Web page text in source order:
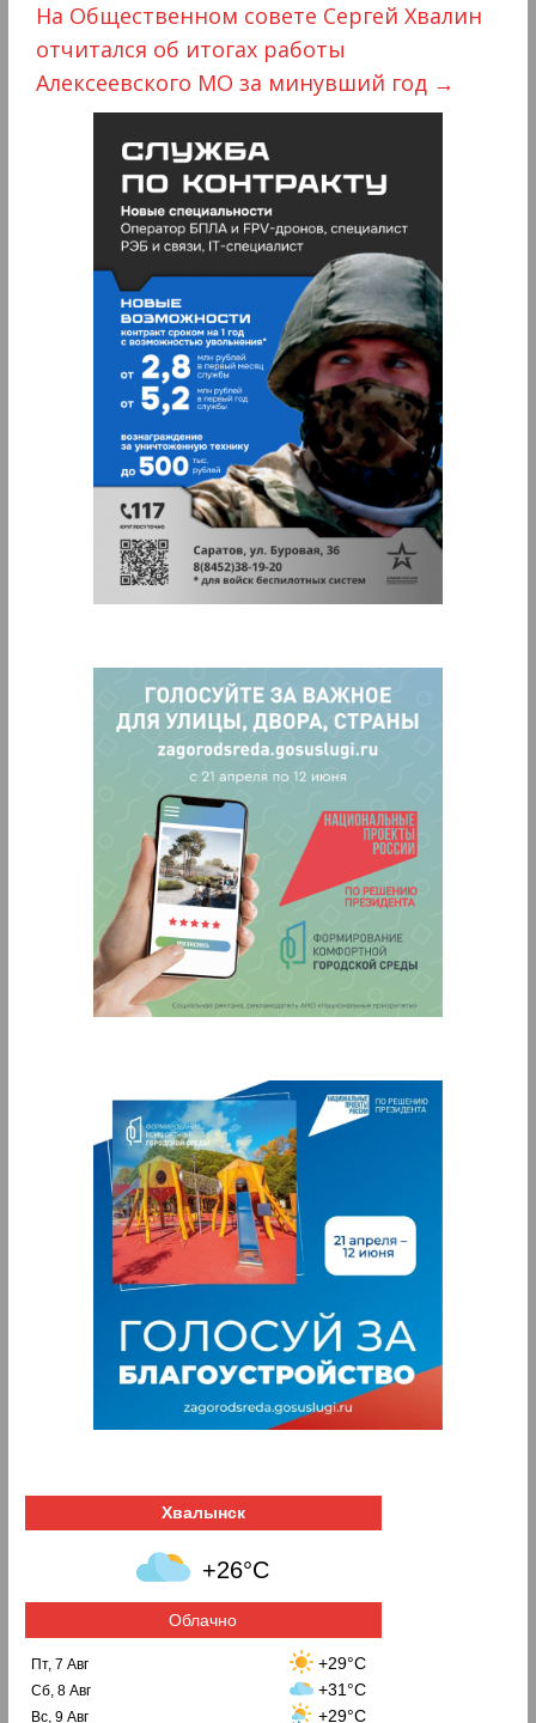
На Общественном совете Сергей Хвалин
отчитался об итогах работы
Алексеевского МО за минувший год →
Хвалынск
+26°C
Облачно
Пт, 7 Авг +29°C
Сб, 8 Авг +31°C
Вс, 9 Авг +29°C